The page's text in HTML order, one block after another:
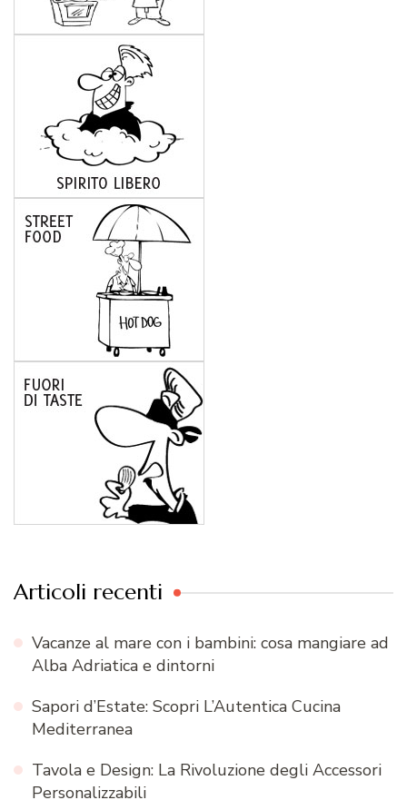
Articoli recenti
Vacanze al mare con i bambini: cosa mangiare ad
Alba Adriatica e dintorni
Sapori d’Estate: Scopri L’Autentica Cucina
Mediterranea
Tavola e Design: La Rivoluzione degli Accessori
Personalizzabili